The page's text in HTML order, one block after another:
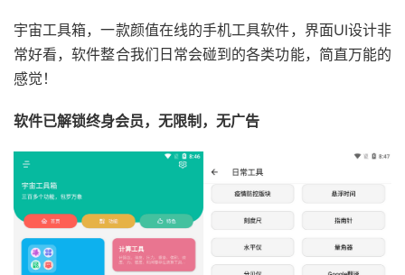
宇宙工具箱，一款颜值在线的手机工具软件，界面UI设计非
常好看，软件整合我们日常会碰到的各类功能，简直万能的
感觉！
软件已解锁终身会员，无限制，无广告